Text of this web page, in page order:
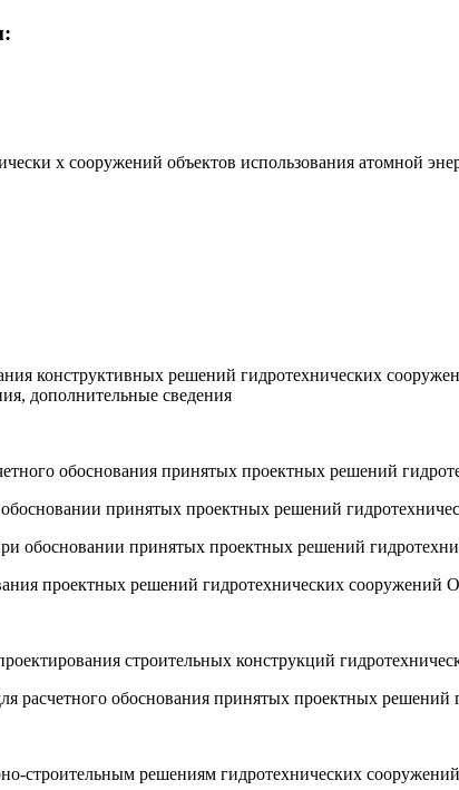
х сооружений объектов использования атомной
конструктивных решений гидротехнических
дополнительные сведения
обоснования принятых проектных решений
принятых проектных решений
обосновании принятых проектных решений
проектных решений гидротехнических
строительных конструкций
расчетного обоснования принятых проектных
строительным решениям гидротехнических